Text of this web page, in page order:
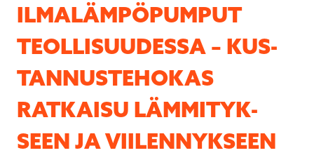
IL­MA­LÄM­PÖ­PUM­PUT
TEOL­LI­SUU­DES­SA – KUS­
TAN­NUS­TE­HO­KAS
RATKAISU LÄM­MI­TYK­
SEEN JA VII­LEN­NYK­SEEN
Lähetä
Ilmalämpöpumpun asennus.
rintamamiestaloon asennus. Ei voi kuin